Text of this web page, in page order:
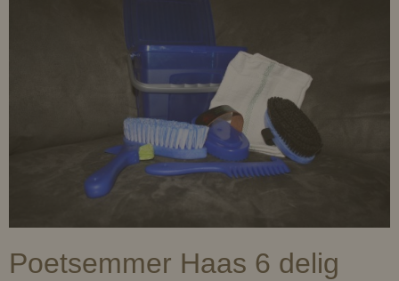
Poetsemmer Haas 6 delig